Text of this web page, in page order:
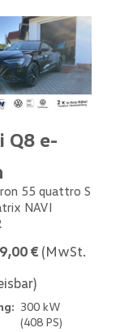
Q8 e-
55 quattro S
NAVI
€ (MwSt.
300 kW
(408 PS)